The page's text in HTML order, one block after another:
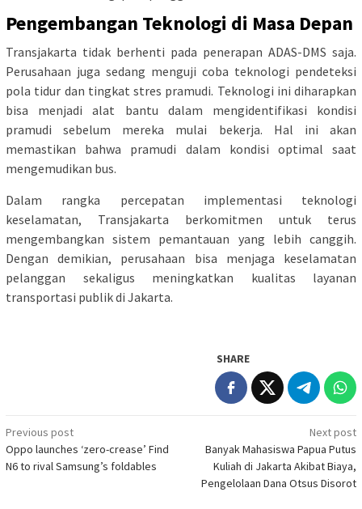
Pengembangan Teknologi di Masa Depan
Transjakarta tidak berhenti pada penerapan ADAS-DMS saja.
Perusahaan juga sedang menguji coba teknologi pendeteksi
pola tidur dan tingkat stres pramudi. Teknologi ini diharapkan
bisa menjadi alat bantu dalam mengidentifikasi kondisi
pramudi sebelum mereka mulai bekerja. Hal ini akan
memastikan bahwa pramudi dalam kondisi optimal saat
mengemudikan bus.
Dalam rangka percepatan implementasi teknologi
keselamatan, Transjakarta berkomitmen untuk terus
mengembangkan sistem pemantauan yang lebih canggih.
Dengan demikian, perusahaan bisa menjaga keselamatan
pelanggan sekaligus meningkatkan kualitas layanan
transportasi publik di Jakarta.
SHARE
Post
navigation
Previous post
Oppo launches ‘zero-crease’ Find
N6 to rival Samsung’s foldables
Next post
Banyak Mahasiswa Papua Putus
Kuliah di Jakarta Akibat Biaya,
Pengelolaan Dana Otsus Disorot